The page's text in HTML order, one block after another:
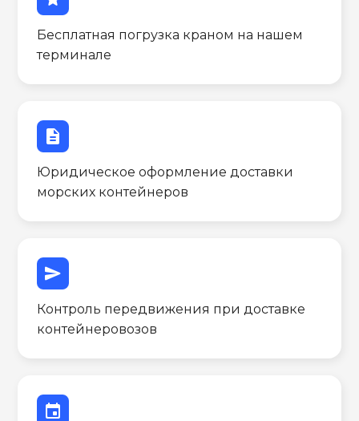
Бесплатная погрузка краном на нашем
терминале
description
Юридическое оформление доставки
морских контейнеров
send
Контроль передвижения при доставке
контейнеровозов
event